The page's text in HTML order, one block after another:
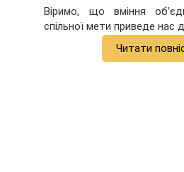
Віримо, що вміння
спільної мети приведе нас
Читати